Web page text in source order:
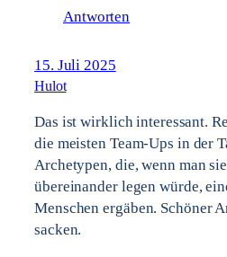
Antworten
15. Juli 2025
Hulot
Das ist wirklich interessant.
die meisten Team-Ups in der
Archetypen, die, wenn man
übereinander legen würde,
Menschen ergäben. Schöner
sacken.